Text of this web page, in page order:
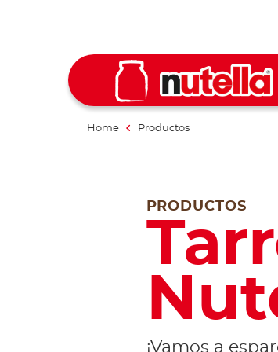
Home Productos
PRODUCTOS
¡Vamos a